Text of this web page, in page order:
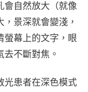
會自然放大（就像
景深就會變淺，
螢幕上的文字，眼
不斷對焦。
光患者在深色模式